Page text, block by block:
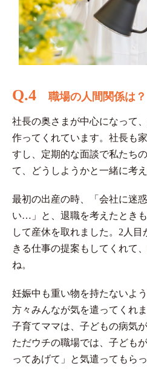
Q.4 職場の人間関係は？
社長の奥さまが中心になって
作ってくれています。社長も
すし、定期的な面談で私たち
て、どうしようかと一緒に考え
最初の出産の時、「会社に迷
い…」と、退職を考えたとき
して産休を取れました。2人
きる仕事の提案もしてくれて
ね。
妊娠中も重い物を持たないよ
方々みんなが気を遣ってくれま
子育てママは、子どもの病気
ただウチの職場では、子ども
ってあげて」と気遣ってもら